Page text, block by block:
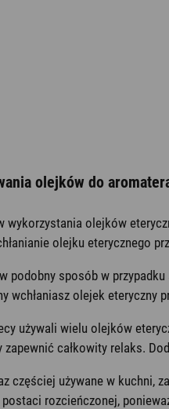
olejków do
wykorzystania olejków
olejku eterycznego
podobny sposób w
wchłaniasz olejek eteryczny
używali wielu olejków
zapewnić całkowity relaks.
częściej używane w kuchni,
rozcieńczonej,